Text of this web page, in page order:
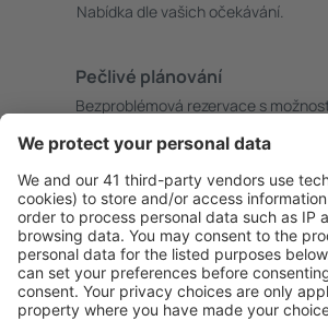
Nabídka dle vašich očekávání.
Pečlivé plánování
Bezproblémová rezervace s
S námi ušetříte
Atraktivní ceny a speciální nabídky
uživatele.
Ubytování dle vašeho gusta
Vyberte si z více než 1.3 milionu